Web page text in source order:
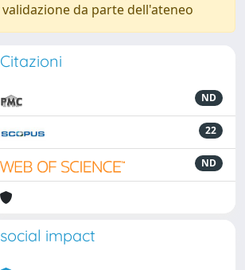
validazione da parte dell'ateneo
Citazioni
ND
22
ND
social impact